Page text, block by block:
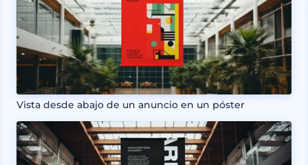
Vista desde abajo de un anuncio en un póster